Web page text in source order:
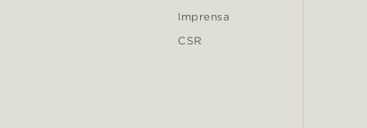
Imprensa
CSR